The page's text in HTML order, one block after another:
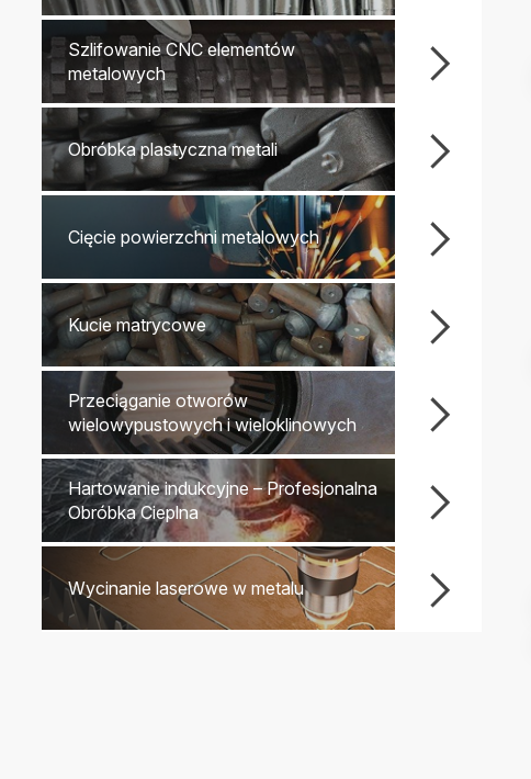
Szlifowanie CNC elementów
metalowych
Obróbka plastyczna metali
Cięcie powierzchni metalowych
Kucie matrycowe
Przeciąganie otworów
wielowypustowych i wieloklinowych
Hartowanie indukcyjne – Profesjonalna
Obróbka Cieplna
Wycinanie laserowe w metalu